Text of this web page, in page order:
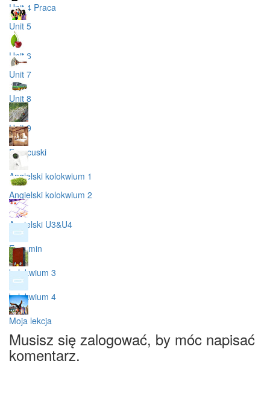
Unit 4 Praca
Unit 5
Unit 6
Unit 7
Unit 8
Unit 9
Francuski
Angielski kolokwium 1
Angielski kolokwium 2
Angielski U3&U4
Egzamin
kolokwium 3
kolokwium 4
Moja lekcja
Musisz się zalogować, by móc napisać
komentarz.